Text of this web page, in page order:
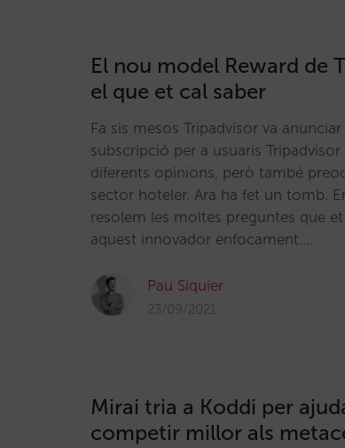
El nou model Reward de
el que et cal saber
Fa sis mesos Tripadvisor va
subscripció per a usuaris
diferents opinions, però també
sector hoteler. Ara ha fet un tomb.
resolem les moltes preguntes que
aquest innovador enfocament.…
Pau Siquier
23/09/2021
Mirai tria a Koddi per
competir millor als